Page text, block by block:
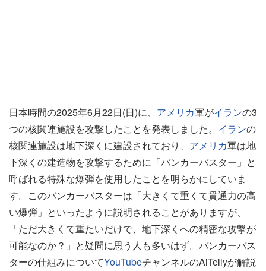
日本時間の2025年6月22日(日)に、 アメリカ軍がイランの3
つの核関連施設を攻撃したことを発表しました。 イランの
核関連施設は地下深くに建設されており、 アメリカ軍は地
下深くの建造物を攻撃するために「バンカーバスター」と
呼ばれる特殊な爆弾を使用したことを明らかにしていま
す。このバンカーバスターは「大きくて重くて貫通力の高
い爆弾」といったように説明されることがありますが、
「ただ大きくて重たいだけで、地下深くへの精密な攻撃が
可能なのか？」と疑問に思う人も多いはず。バンカーバス
ターの仕組みについてYouTubeチャンネルのAiTellyが解説